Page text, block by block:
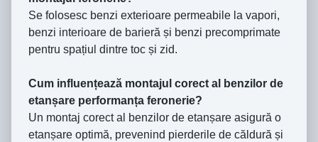
Se folosesc benzi exterioare permeabile la vapori,
benzi interioare de barieră și benzi precomprimate
pentru spațiul dintre toc și zid.
Cum influențează montajul corect al benzilor de
etanșare performanța feronerie?
Un montaj corect al benzilor de etanșare asigură o
etanșare optimă, prevenind pierderile de căldură și